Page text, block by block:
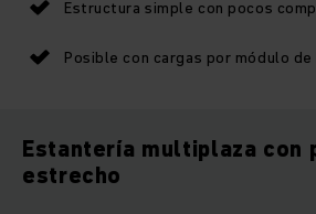
Estructura simple con pocos
Posible con cargas por módulo
Estantería multiplaza con
estrecho